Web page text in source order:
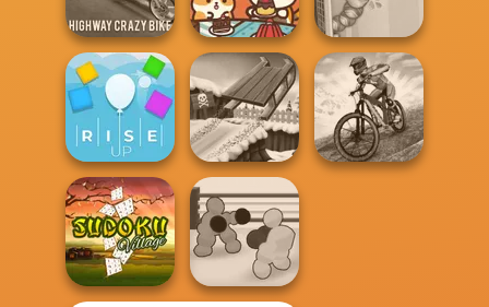
Highway Crazy
Bike
Paws & Pals
Diner
Soccer Snakes
Rise Up Snow Ride 3D